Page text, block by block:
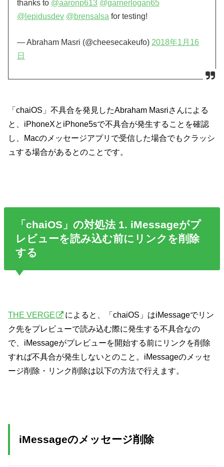
thanks to @aaronp613 @garnerlogan65
@lepidusdev @brensalsa for testing!
— Abraham Masri (@cheesecakeufo) 2018年1月16
日
「chaiOS」不具合を発見したAbraham Masriさんによる
と、iPhoneXとiPhone5sで不具合が発生することを確認
し、Macのメッセージアプリで受信した場合でもクラッシ
ュする場合があるとのことです。
「chaiOS」の対処法 1. iMessageがプ
レビューを読み込む前にリンクを削除
する
THE VERGE
によると、「chaiOS」はiMessageでリン
ク先をプレビューで読み込む際に発生する不具合なの
で、iMessageがプレビューを開始する前にリンクを削除
すれば不具合が発生しないとのこと。iMessageのメッセ
ージ削除・リンク削除は以下の方法で行えます。
iMessageのメッセージ削除